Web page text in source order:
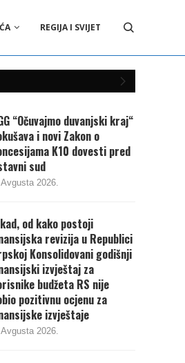
REGIJA I SVIJET
“Očuvajmo duvanjski kraj“
i novi Zakon o
K10 dovesti pred
sud
2026.
od kako postoji
revizija u Republici
Konsolidovani godišnji
izvještaj za
budžeta RS nije
pozitivnu ocjenu za
izvještaje
2026.